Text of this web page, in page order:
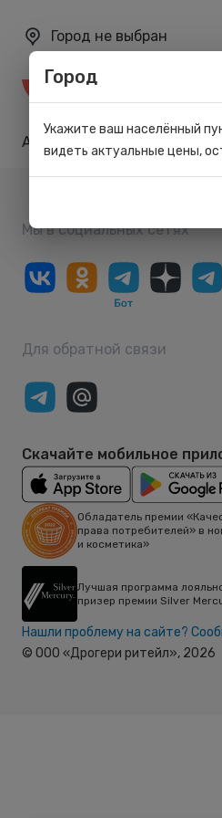
Город не выбран
Акции Карта
Мы в социальных сетях
Для обратной связи
Скачайте мобильное
Обладатель премии
права потребителей» в
и косметика»
Лучшая программа
призер премии Silver
Нашли проблему на сайте?
© ООО «Дрогери ритейл», 2026
Город
Укажите ваш населённый
видеть актуальные цены,